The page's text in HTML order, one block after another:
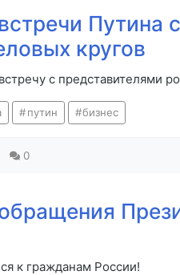
Путина
кругов
с представителями
путин бизнес
0
к гражданам России!